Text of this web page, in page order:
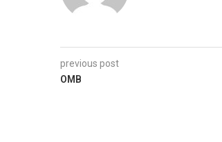
previous post
OMB